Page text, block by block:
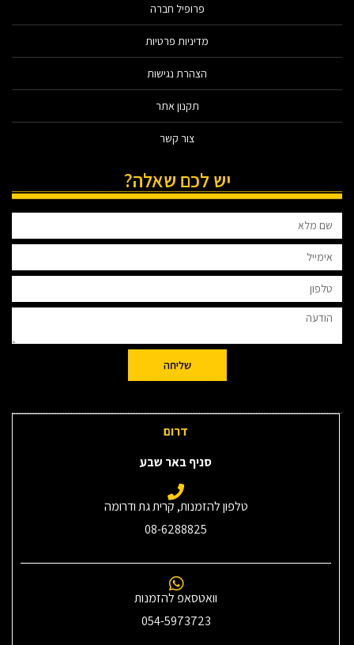
פרופיל חברה
מדיניות פרטיות
הצהרת נגישות
תקנון אתר
צור קשר
יש לכם שאלה?
שליחה
דרום
סניף באר שבע
טלפון להזמנות, קרית גת ודרומה
08-6288825
וואטסאפ להזמנות
054-5973723